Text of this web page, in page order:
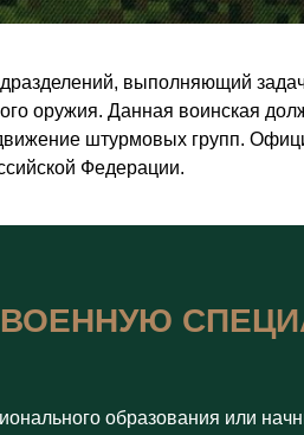
выполняющий
оружия. Данная воинская
штурмовых групп.
Федерации.
ВОЕННУЮ
образования или